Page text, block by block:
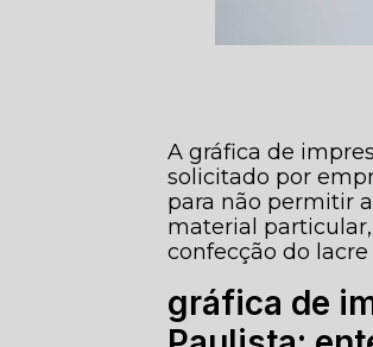
A gráfica de
solicitado por
para não permitir
material
confecção do
gráfica de